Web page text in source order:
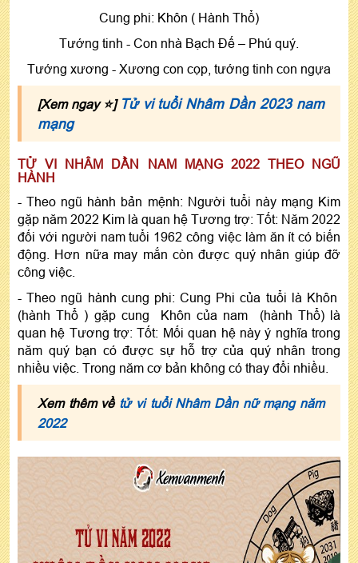
Cung phi: Khôn ( Hành Thổ)
Tướng tinh - Con nhà Bạch Ðế – Phú quý.
Tướng xương - Xương con cọp, tướng tinh con ngựa
[Xem ngay ⭐] Tử vi tuổi Nhâm Dần 2023 nam
mạng
TỬ VI NHÂM DẦN NAM MẠNG 2022 THEO NGŨ
HÀNH
- Theo ngũ hành bản mệnh: Người tuổi này mạng Kim
gặp năm 2022 Kim là quan hệ Tương trợ: Tốt: Năm 2022
đối với người nam tuổi 1962 công việc làm ăn ít có biến
động. Hơn nữa may mắn còn được quý nhân giúp đỡ
công việc.
- Theo ngũ hành cung phi: Cung Phi của tuổi là Khôn
(hành Thổ ) gặp cung Khôn của nam (hành Thổ) là
quan hệ Tương trợ: Tốt: Mối quan hệ này ý nghĩa trong
năm quý bạn có được sự hỗ trợ của quý nhân trong
nhiều việc. Trong năm cơ bản không có thay đổi nhiều.
Xem thêm về tử vi tuổi Nhâm Dần nữ mạng năm
2022